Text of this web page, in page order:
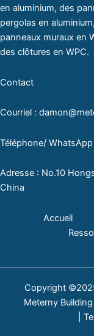
en aluminium, des
pergolas en
panneaux muraux en
des clôtures en WPC.
Contact
Courriel :
Téléphone/
Adresse : No.10
China
Accueil
Copyright
Meterny
|